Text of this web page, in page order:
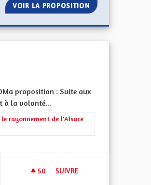
VOIR LA PROPOSITION BILINGUISME ET
proposition : Suite aux
à la volonté...
: La Culture, l'Education et le
rayonnement de l'Alsace
50 50 ABONNÉS
SUIVRE